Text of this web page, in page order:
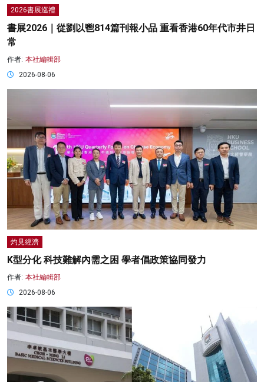
2026書展巡禮
書展2026｜從劉以鬯814篇刊報小品 重看香港60年代市井日
常
作者: 本社編輯部
2026-08-06
灼見經濟
K型分化 科技難解內需之困 學者倡政策協同發力
作者: 本社編輯部
2026-08-06